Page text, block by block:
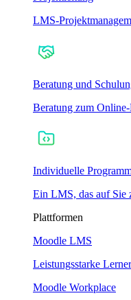
LMS-
Beratung und
Beratung zum
Individuelle
Ein LMS, das auf Sie
Plattformen
Moodle LMS
Leistungsstarke
Moodle Workplace